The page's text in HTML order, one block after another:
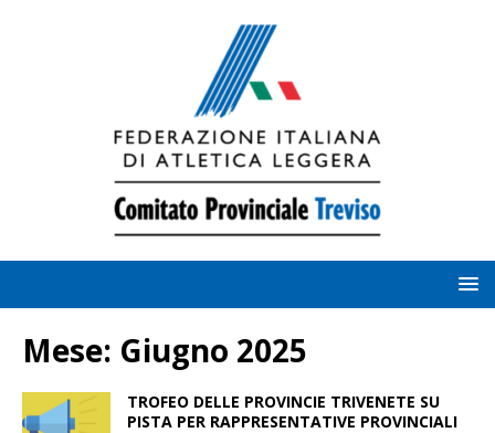
Mese: Giugno 2025
TROFEO DELLE PROVINCIE TRIVENETE SU
PISTA PER RAPPRESENTATIVE PROVINCIALI